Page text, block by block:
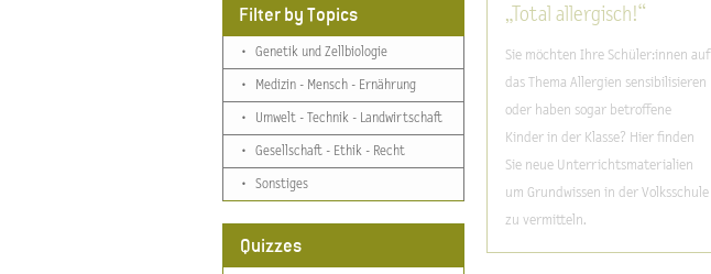
Filter by Topics
• Genetik und Zellbiologie
• Medizin - Mensch - Ernährung
• Umwelt - Technik - Landwirtschaft
• Gesellschaft - Ethik - Recht
• Sonstiges
Quizzes
„Total allergisch!“
Sie möchten Ihre Schüler:innen auf
das Thema Allergien sensibilisieren
oder haben sogar betroffene
Kinder in der Klasse? Hier finden
Sie neue Unterrichtsmaterialien
um Grundwissen in der Volksschule
zu vermitteln.